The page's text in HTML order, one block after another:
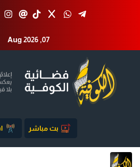
Aug 2026 ,07
بث مباشر